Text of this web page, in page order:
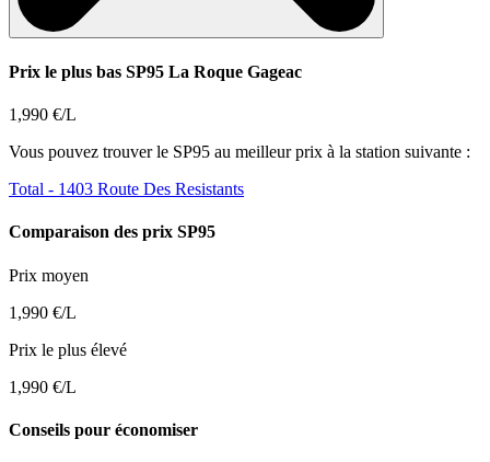
Prix le plus bas SP95 La Roque Gageac
1,990 €/L
Vous pouvez trouver le SP95 au meilleur prix à la station suivante :
Total - 1403 Route Des Resistants
Comparaison des prix SP95
Prix moyen
1,990 €/L
Prix le plus élevé
1,990 €/L
Conseils pour économiser